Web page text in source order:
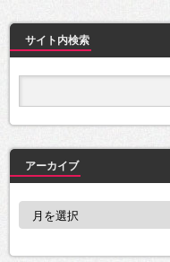
サイト内検索
アーカイブ